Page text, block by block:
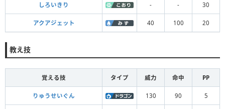
しろいきり - - 30
アクアジェット 40 100 20
教え技
覚える技 タイプ 威力 命中 PP
りゅうせいぐん 130 90 5